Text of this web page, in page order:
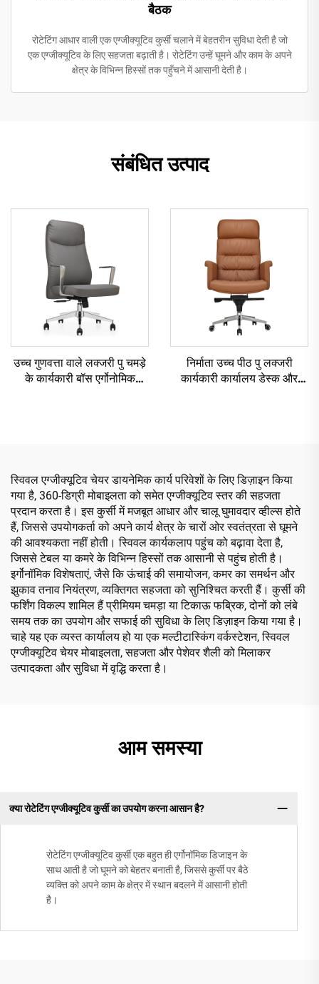
बैठक
रोटेटिंग आधार वाली एक एग्जीक्यूटिव कुर्सी चलाने में बेहतरीन सुविधा देती है जो
एक एग्जीक्यूटिव के लिए सहजता बढ़ाती है। रोटेटिंग उन्हें घूमने और काम के अपने
क्षेत्र के विभिन्न हिस्सों तक पहुँचने में आसानी देती है।
संबंधित उत्पाद
उच्च गुणवत्ता वाले लक्जरी पु चमड़े
के कार्यकारी बॉस एर्गोनोमिक
निर्माता उच्च पीठ पु लक्जरी
कार्यकारी कार्यालय डेस्क और
स्विवल एग्जीक्यूटिव चेयर डायनेमिक कार्य परिवेशों के लिए डिज़ाइन किया
गया है, 360-डिग्री मोबाइलता को समेत एग्जीक्यूटिव स्तर की सहजता
प्रदान करता है। इस कुर्सी में मजबूत आधार और चालू घुमावदार व्हील्स होते
हैं, जिससे उपयोगकर्ता को अपने कार्य क्षेत्र के चारों ओर स्वतंत्रता से घूमने
की आवश्यकता नहीं होती। स्विवल कार्यकलाप पहुंच को बढ़ावा देता है,
जिससे टेबल या कमरे के विभिन्न हिस्सों तक आसानी से पहुंच होती है।
इर्गोनॉमिक विशेषताएं, जैसे कि ऊंचाई की समायोजन, कमर का समर्थन और
झुकाव तनाव नियंत्रण, व्यक्तिगत सहजता को सुनिश्चित करती हैं। कुर्सी की
फर्शिंग विकल्प शामिल हैं प्रीमियम चमड़ा या टिकाऊ फब्रिक, दोनों को लंबे
समय तक का उपयोग और सफाई की सुविधा के लिए डिज़ाइन किया गया है।
चाहे यह एक व्यस्त कार्यालय हो या एक मल्टीटास्किंग वर्कस्टेशन, स्विवल
एग्जीक्यूटिव चेयर मोबाइलता, सहजता और पेशेवर शैली को मिलाकर
उत्पादकता और सुविधा में वृद्धि करता है।
आम समस्या
क्या रोटेटिंग एग्जीक्यूटिव कुर्सी का उपयोग करना आसान है?
रोटेटिंग एग्जीक्यूटिव कुर्सी एक बहुत ही एर्गोनॉमिक डिजाइन के
साथ आती है जो घूमने को बेहतर बनाती है, जिससे कुर्सी पर बैठे
व्यक्ति को अपने काम के क्षेत्र में स्थान बदलने में आसानी होती
है।